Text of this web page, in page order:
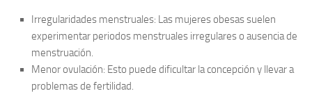
Irregularidades menstruales: Las mujeres obesas suelen
experimentar periodos menstruales irregulares o ausencia de
menstruación.
Menor ovulación: Esto puede dificultar la concepción y llevar a
problemas de fertilidad.